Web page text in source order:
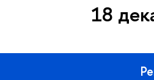
18